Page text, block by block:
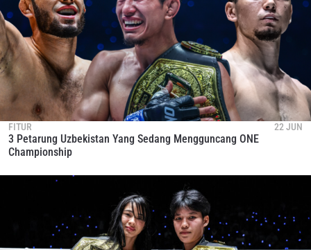
FITUR 22 JUN
3 Petarung Uzbekistan Yang Sedang Mengguncang ONE
Championship